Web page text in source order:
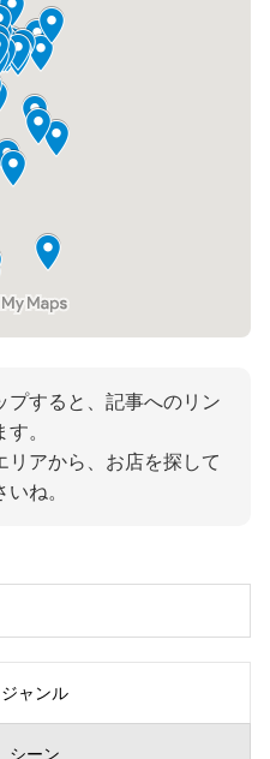
プすると、記事へのリン
。
リアから、お店を探して
ね。
ジャンル
シーン